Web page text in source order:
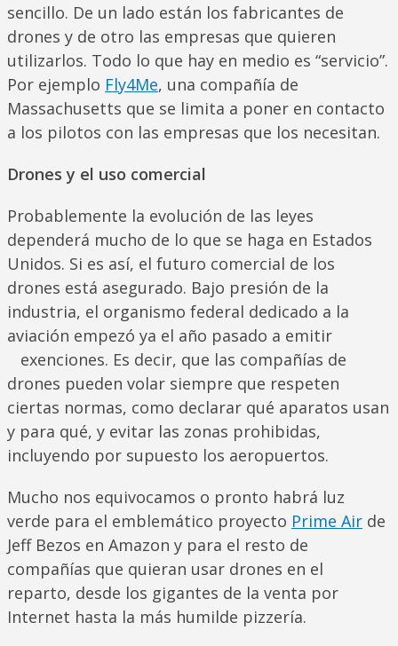
sencillo. De un lado están los fabricantes de
drones y de otro las empresas que quieren
utilizarlos. Todo lo que hay en medio es “servicio”.
Por ejemplo Fly4Me, una compañía de
Massachusetts que se limita a poner en contacto
a los pilotos con las empresas que los necesitan.
Drones y el uso comercial
Probablemente la evolución de las leyes
dependerá mucho de lo que se haga en Estados
Unidos. Si es así, el futuro comercial de los
drones está asegurado. Bajo presión de la
industria, el organismo federal dedicado a la
aviación empezó ya el año pasado a emitir
exenciones. Es decir, que las compañías de
drones pueden volar siempre que respeten
ciertas normas, como declarar qué aparatos usan
y para qué, y evitar las zonas prohibidas,
incluyendo por supuesto los aeropuertos.
Mucho nos equivocamos o pronto habrá luz
verde para el emblemático proyecto Prime Air de
Jeff Bezos en Amazon y para el resto de
compañías que quieran usar drones en el
reparto, desde los gigantes de la venta por
Internet hasta la más humilde pizzería.